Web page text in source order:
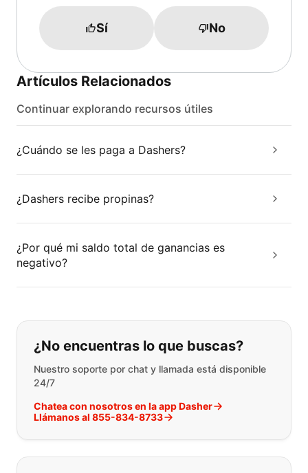
Sí No
Artículos Relacionados
Continuar explorando recursos útiles
¿Cuándo se les paga a Dashers?
¿Dashers recibe propinas?
¿Por qué mi saldo total de ganancias es
negativo?
Si no puede encontrar lo que está
¿No encuentras lo que buscas?
Nuestro soporte por chat y llamada está disponible
24/7
Chatea con nosotros en la app Dasher
Llámanos al 855-834-8733